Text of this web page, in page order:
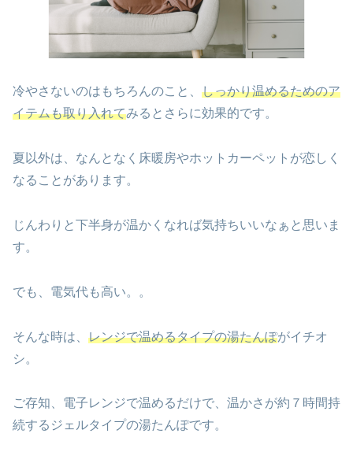
冷やさないのはもちろんのこと、 しっかり温めるためのア
イテムも取り入れてみるとさらに効果的です。
夏以外は、なんとなく床暖房やホットカーペットが恋しく
なることがあります。
じんわりと下半身が温かくなれば気持ちいいなぁと思いま
す。
でも、電気代も高い。。
そんな時は、 レンジで温めるタイプの湯たんぽがイチオ
シ。
ご存知、電子レンジで温めるだけで、温かさが約７時間持
続するジェルタイプの湯たんぽです。